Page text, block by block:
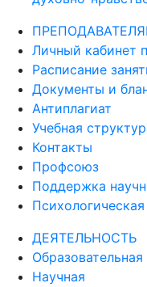
Личный кабинет
Расписание
Документы и
Антиплагиат
Учебная
Контакты
Профсоюз
Поддержка
ДЕЯТЕЛЬНОСТЬ
Образовательная
Научная